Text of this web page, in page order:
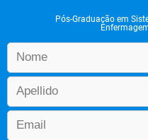
Pós-Graduação em